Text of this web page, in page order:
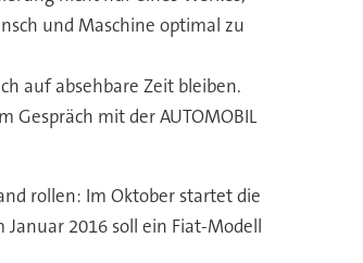
und Maschine optimal zu
auf absehbare Zeit bleiben.
Gespräch mit der AUTOMOBIL
rollen: Im Oktober startet die
2016 soll ein Fiat-Modell